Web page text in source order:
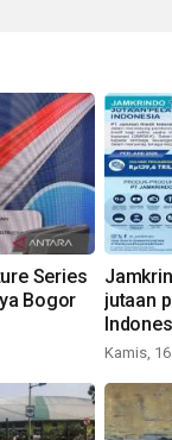
Series
Bogor
jutaan
Kamis,